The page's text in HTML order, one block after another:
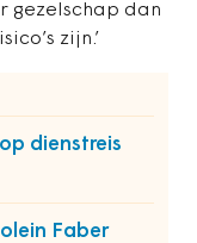
gezelschap dan
zijn.’
dienstreis
Faber